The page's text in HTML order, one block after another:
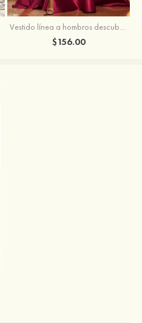
Vestido línea a hombros descubiertos satén barrer tren vestido de graduación
$156.00